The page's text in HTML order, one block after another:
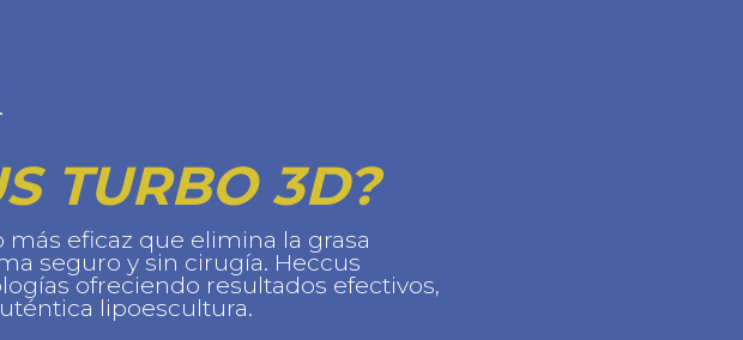
TURBO 3D?
más eficaz que elimina la grasa
seguro y sin cirugía. Heccus
ofreciendo resultados efectivos,
lipoescultura.